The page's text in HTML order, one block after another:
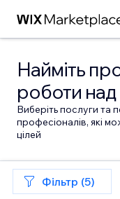
Найміть
роботи
Виберіть послуги та
професіоналів, які
цілей
Фільтр (5)